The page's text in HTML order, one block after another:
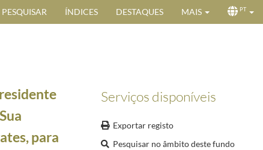
PESQUISAR ÍNDICES DESTAQUES MAIS PT
Serviços disponíveis
Exportar registo
Pesquisar no âmbito deste fundo
para